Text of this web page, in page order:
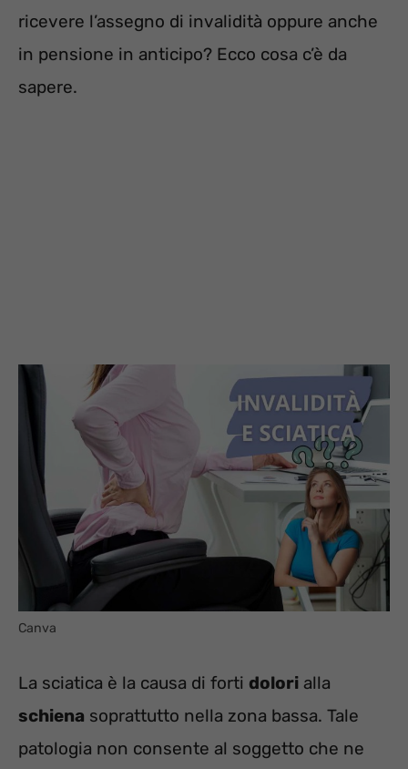
ricevere l’assegno di invalidità oppure anche
in pensione in anticipo? Ecco cosa c’è da
sapere.
Canva
La sciatica è la causa di forti dolori alla
schiena soprattutto nella zona bassa. Tale
patologia non consente al soggetto che ne